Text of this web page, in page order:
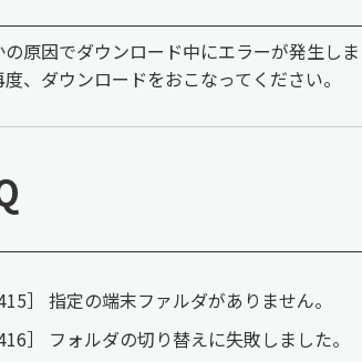
の原因でダウンロード中にエラーが発生し
度、ダウンロードをおこなってください。
］ 指定の端末ファルダがありません。
］ フォルダの切り替えに失敗しました。